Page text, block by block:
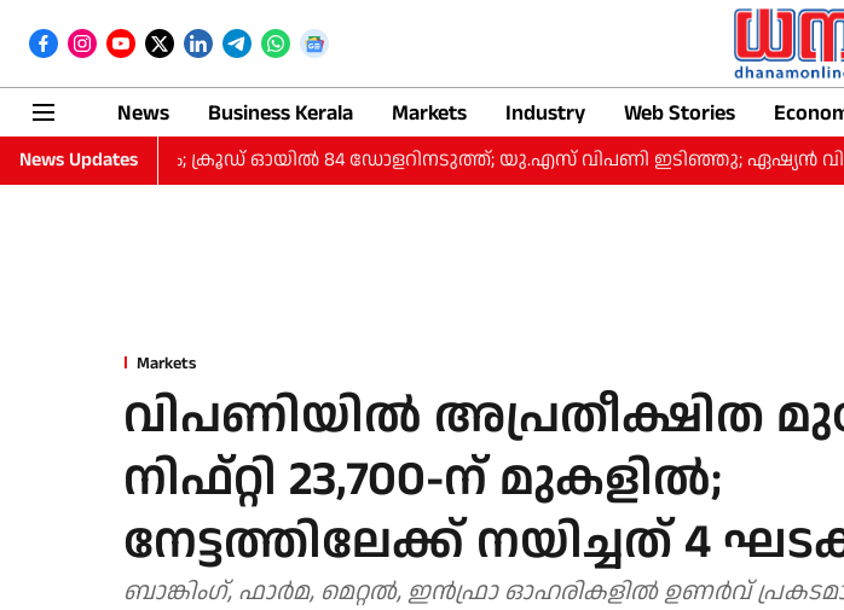
News Business Kerala Markets Industry Web Stories
News Updates ക്രൂഡ് ഓയിൽ 84 ഡോളറിനടുത്ത്; യു.എസ് വിപണി ഇടിഞ്ഞു; ഏഷ്യൻ
Markets
വിപണിയിൽ അപ്രതീക്ഷിത
നിഫ്റ്റി 23,700-ന് മുകളിൽ;
നേട്ടത്തിലേക്ക് നയിച്ചത് 4
ബാങ്കിം​ഗ്, ഫാർമ, മെറ്റൽ, ഇൻഫ്രാ ഓഹരികളിൽ ഉണർവ്